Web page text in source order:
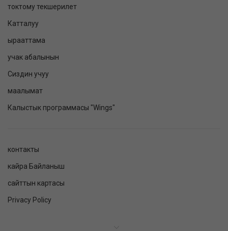
токтому текшерилет
Катталуу
ырааттама
учак абалынын
Сиздин учуу
маалымат
Калыстык программасы "Wings"
контакты
кайра Байланыш
сайттын картасы
Privacy Policy